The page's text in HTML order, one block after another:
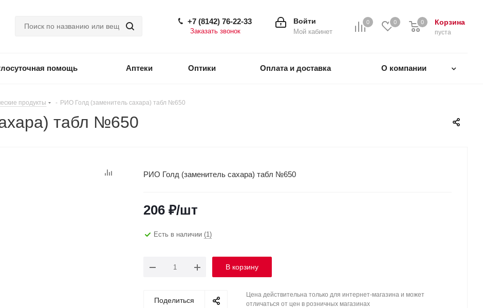
0 0 Корзина
0
пуста
0
Войти
Мой кабинет
+7 (8142) 76-22-33
Заказать звонок
помощь Аптеки Оптики Оплата и доставка О компании
продукты - РИО Голд (заменитель сахара) табл №650
табл №650
РИО Голд (заменитель сахара) табл №650
206 ₽/шт
Есть в наличии (1)
В корзину
Поделиться
Цена действительна только для интернет-магазина и может
отличаться от цен в розничных магазинах